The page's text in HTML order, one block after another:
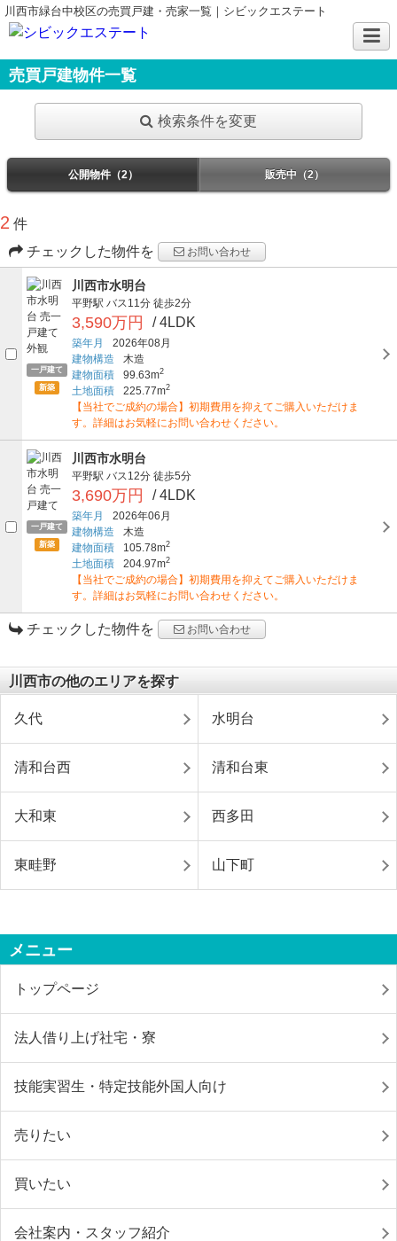
川西市緑台中校区の売買戸建・売家一覧｜シビックエステート
売買戸建物件一覧
検索条件を変更
公開物件（2） 販売中（2）
2 件
チェックした物件を
お問い合わせ
一戸建て
新築
川西市水明台
平野駅 バス11分 徒歩2分
3,590万円 / 4LDK
築年月
2026年08月
建物構造
木造
建物面積
99.63m2
土地面積 225.77m2
【当社でご成約の場合】初期費用を抑えてご購入いただけま
す。詳細はお気軽にお問い合わせください。
一戸建て
新築
川西市水明台
平野駅 バス12分 徒歩5分
3,690万円 / 4LDK
築年月
2026年06月
建物構造
木造
建物面積
105.78m2
土地面積 204.97m2
【当社でご成約の場合】初期費用を抑えてご購入いただけま
す。詳細はお気軽にお問い合わせください。
チェックした物件を お問い合わせ
川西市の他のエリアを探す
久代 水明台
清和台西 清和台東
大和東 西多田
東畦野 山下町
メニュー
トップページ
法人借り上げ社宅・寮
技能実習生・特定技能外国人向け
売りたい
買いたい
会社案内・スタッフ紹介